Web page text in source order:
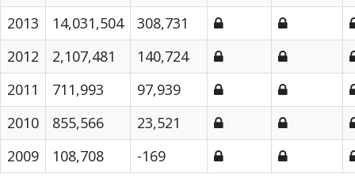
2013
14,031,504
308,731
2012
2,107,481
140,724
2011
711,993
97,939
2010
855,566
23,521
2009
108,708 -169